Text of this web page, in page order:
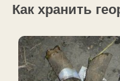
Как хранить